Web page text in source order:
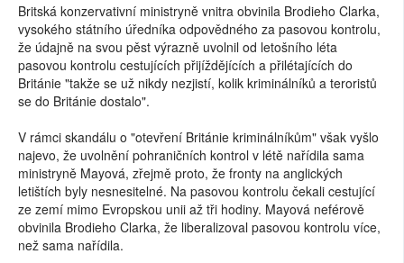
Britská konzervativní ministryně vnitra obvinila Brodieho Clarka,
vysokého státního úředníka odpovědného za pasovou kontrolu,
že údajně na svou pěst výrazně uvolnil od letošního léta
pasovou kontrolu cestujících přijíždějících a přilétajících do
Británie "takže se už nikdy nezjistí, kolik kriminálníků a teroristů
se do Británie dostalo".
V rámci skandálu o "otevření Británie kriminálníkům" však vyšlo
najevo, že uvolnění pohraničních kontrol v létě nařídila sama
ministryně Mayová, zřejmě proto, že fronty na anglických
letištích byly nesnesitelné. Na pasovou kontrolu čekali cestující
ze zemí mimo Evropskou unii až tři hodiny. Mayová neférově
obvinila Brodieho Clarka, že liberalizoval pasovou kontrolu více,
než sama nařídila.